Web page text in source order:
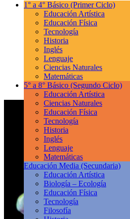
1° a 4° Básico (Primer Ciclo)
Educación Artística
Educación Física
Tecnología
Historia
Inglés
Lenguaje
Ciencias Naturales
Matemáticas
5° a 8° Básico (Segundo Ciclo)
Educación Artística
Ciencias Naturales
Educación Física
Tecnología
Historia
Inglés
Lenguaje
Matemáticas
Educación Media (Secundaria)
Educación Artística
Biología – Ecología
Educación Física
Tecnología
Filosofía